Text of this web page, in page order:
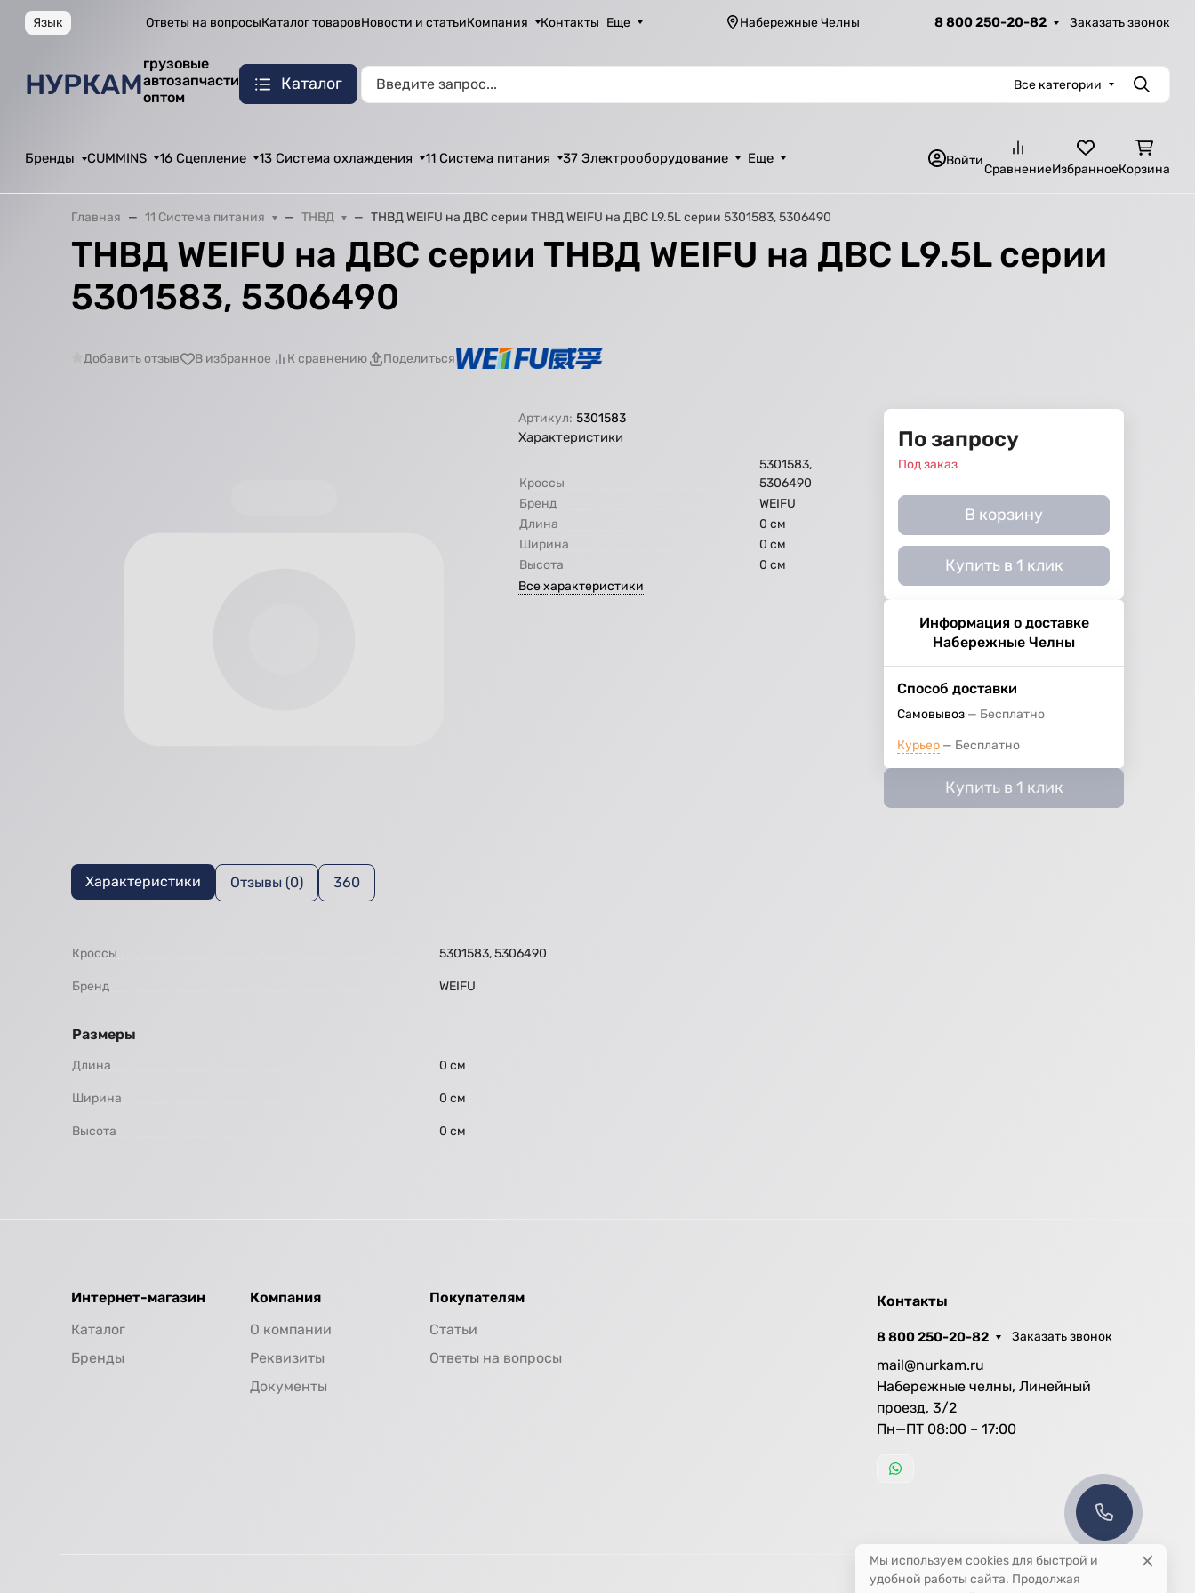
Язык Ответы на вопросыКаталог товаровНовости и статьиКомпания Контакты Еще Набережные Челны 8 800 250-20-82 Заказать звонок
НУРКАМ
грузовые
автозапчасти
оптом
Каталог Все категории Поиск
Бренды CUMMINS 16 Сцепление 13 Система охлаждения 11 Система питания 37 Электрооборудование Еще Войти
СравнениеИзбранноеКорзина
Главная 11 Система питания ТНВД ТНВД WEIFU на ДВС серии ТНВД WEIFU на ДВС L9.5L серии 5301583, 5306490
ТНВД WEIFU на ДВС серии ТНВД WEIFU на ДВС L9.5L серии
5301583, 5306490
Добавить отзыв В избранное К сравнению Поделиться
Артикул: 5301583
Характеристики
Кроссы
5301583,
5306490
Бренд
WEIFU
Длина
0 см
Ширина
0 см
Высота
0 см
Все характеристики
По запросу
Под заказ
В корзину
Купить в 1 клик
Информация о доставке
Набережные Челны
Способ доставки
Самовывоз Бесплатно
Курьер Бесплатно
Купить в 1 клик
Характеристики Отзывы (0) 360
Кроссы 5301583, 5306490
Бренд WEIFU
Размеры
Длина 0 см
Ширина 0 см
Высота 0 см
Интернет-магазин
Каталог
Бренды
Компания
О компании
Реквизиты
Документы
Покупателям
Статьи
Ответы на вопросы
Контакты
8 800 250-20-82 Заказать звонок
mail@nurkam.ru
Набережные челны, Линейный
проезд, 3/2
Пн—ПТ 08:00 – 17:00
Мы используем cookies для быстрой и
удобной работы сайта. Продолжая